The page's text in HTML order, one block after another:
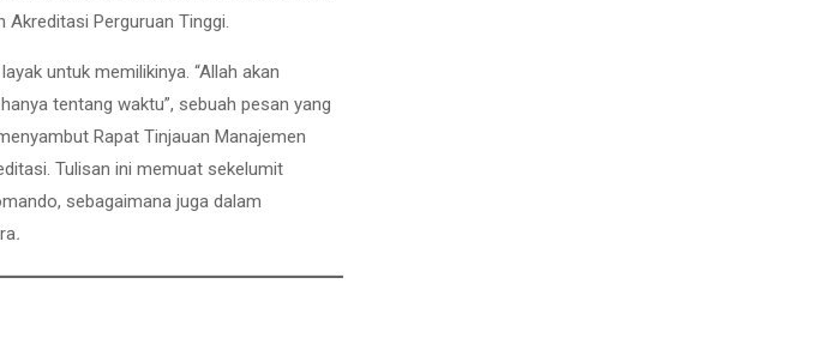
Perguruan Tinggi.
untuk memilikinya. “Allah akan
tentang waktu”, sebuah pesan yang
Rapat Tinjauan Manajemen
Tulisan ini memuat sekelumit
sebagaimana juga dalam
.